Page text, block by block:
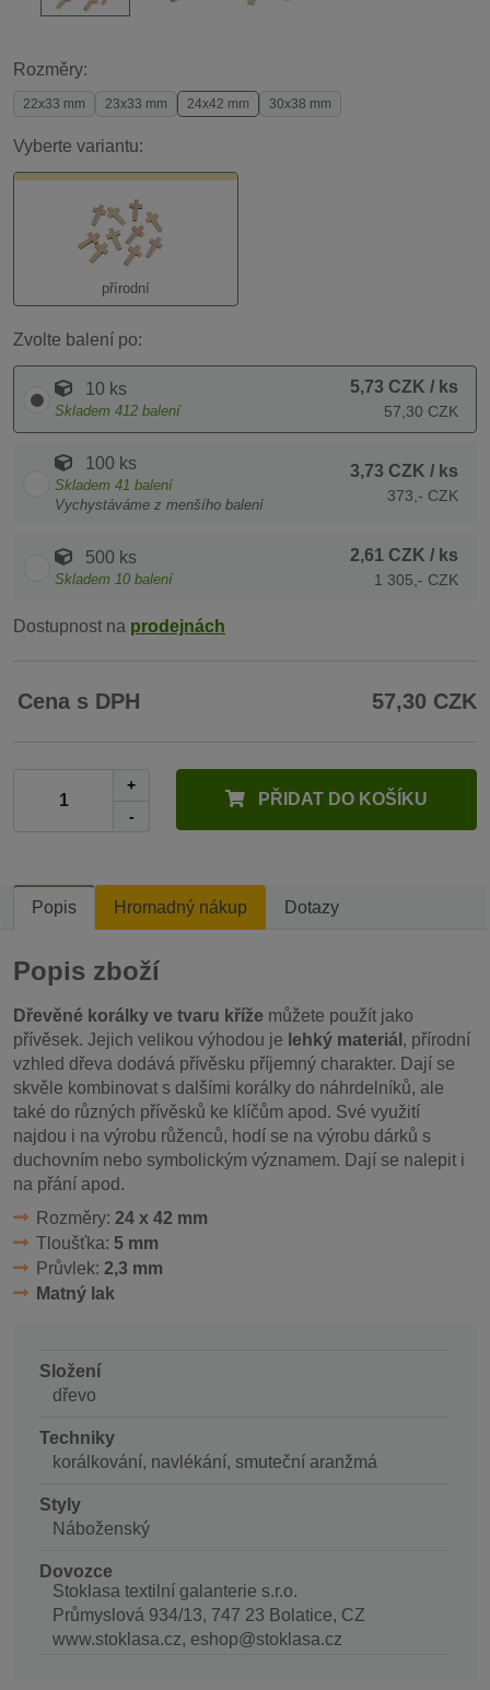
Rozměry:
22x33 mm 23x33 mm 24x42 mm 30x38 mm
Vyberte variantu:
přírodní
Zvolte balení po:
10 ks
Skladem 412 balení
5,73 CZK / ks
57,30 CZK
100 ks
Skladem 41 balení
Vychystáváme z menšího balení
3,73 CZK / ks
373,- CZK
500 ks
Skladem 10 balení
2,61 CZK / ks
1 305,- CZK
Dostupnost na prodejnách
Cena s DPH 57,30 CZK
+
-
PŘIDAT DO KOŠÍKU
Popis Hromadný nákup Dotazy
Popis zboží
Dřevěné korálky ve tvaru kříže můžete použít jako
přívěsek. Jejich velikou výhodou je lehký materiál , přírodní
vzhled dřeva dodává přívěsku příjemný charakter. Dají se
skvěle kombinovat s dalšími korálky do náhrdelníků, ale
také do různých přívěsků ke klíčům apod. Své využití
najdou i na výrobu růženců, hodí se na výrobu dárků s
duchovním nebo symbolickým významem. Dají se nalepit i
na přání apod.
Rozměry: 24 x 42 mm
Tloušťka: 5 mm
Průvlek: 2,3 mm
Matný lak
Složení
dřevo
Techniky
korálkování, navlékání, smuteční aranžmá
Styly
Náboženský
Dovozce
Stoklasa textilní galanterie s.r.o.
Průmyslová 934/13, 747 23 Bolatice, CZ
www.stoklasa.cz, eshop@stoklasa.cz